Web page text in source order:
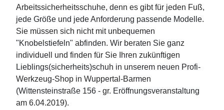
Arbeitssicherheitsschuhe, denn es gibt für jeden Fuß,
jede Größe und jede Anforderung passende Modelle.
Sie müssen sich nicht mit unbequemen
"Knobelstiefeln" abfinden. Wir beraten Sie ganz
individuell und finden für Sie Ihren zukünftigen
Lieblings(sicherheits)schuh in unserem neuen Profi-
Werkzeug-Shop in Wuppertal-Barmen
(Wittensteinstraße 156 - gr. Eröffnungsveranstaltung
am 6.04.2019).